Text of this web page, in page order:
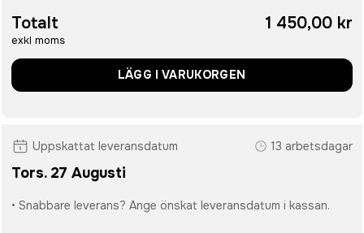
Totalt
exkl moms
1 450,00 kr
LÄGG I VARUKORGEN
Uppskattat leveransdatum 13 arbetsdagar
Tors. 27 Augusti
• Snabbare leverans? Ange önskat leveransdatum i kassan.